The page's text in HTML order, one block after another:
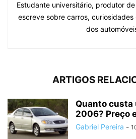
Estudante universitário, produtor
escreve sobre carros,
dos
ARTIGOS
Quanto custa
2006? Preço
Gabriel Pereira -